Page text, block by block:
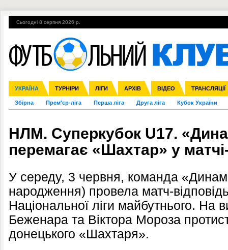
Сьогодні 8 серпня 2026 р.
УКРАЇНА ТУРНІРИ ЛІГИ АРХІВ ВІДЕО ТРАНСЛЯЦІЇ
Збірна Прем'єр-ліга Перша ліга Друга ліга Кубок України
Ліга чемпіонів Ліга Європи Міжнародні Ліга націй Ліга
Англія Іспанія Італія Німеччина Франція Інші
ЧС-2014 ЄВРО-2016 Росія Кубок конфедерацій ЧЄ-2015 (U-
Гарячі теми УПЛ, 2-й тур ВІЙНА УПЛ-ПЕРЕХОДИ
НЛМ. Суперкубок U17.
перемагає «Шахтар» у матчі-
У середу, 3 червня, команда
народження) провела матч-
Національної ліги майбутнього. На
Беженара та Віктора Мороза
донецького «Шахтаря».